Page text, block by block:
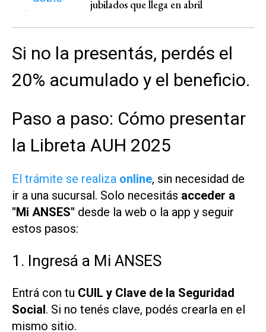
jubilados que llega en abril
Si no la presentás, perdés el
20% acumulado y el beneficio.
Paso a paso: Cómo presentar
la Libreta AUH 2025
El trámite se realiza online, sin necesidad de
ir a una sucursal. Solo necesitás acceder a
"Mi ANSES" desde la web o la app y seguir
estos pasos:
1. Ingresá a Mi ANSES
Entrá con tu CUIL y Clave de la Seguridad
Social. Si no tenés clave, podés crearla en el
mismo sitio.